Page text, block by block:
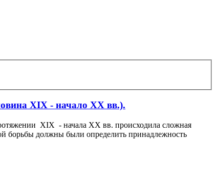
XIX - начало XX вв.).
XIX - начала XX вв. происходила сложная
борьбы должны были определить принадлежность